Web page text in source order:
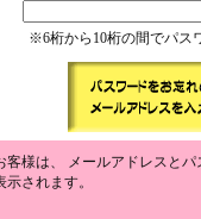
※6桁から10桁の間でパス
客様は、 メールアドレスと
されます。